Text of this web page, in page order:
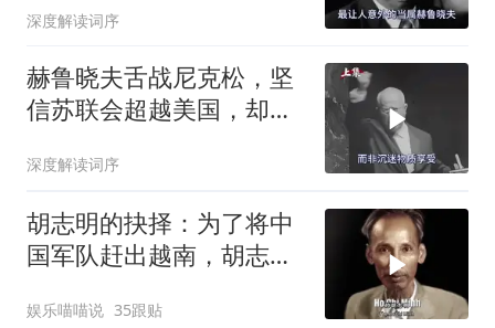
深度解读词序
赫鲁晓夫舌战尼克松，坚
信苏联会超越美国，却被
深度解读词序
胡志明的抉择：为了将中
国军队赶出越南，胡志明
娱乐喵喵说 35跟贴